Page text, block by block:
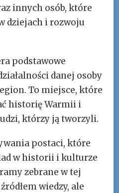
innych osób, które
dziejach i rozwoju
podstawowe
danej osoby
To miejsce, które
historię Warmii i
którzy ją tworzyli.
postaci, które
w historii i kulturze
zebrane w tej
wiedzy, ale